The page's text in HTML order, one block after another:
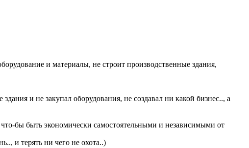
и материалы, не строит производственные здания,
и не закупал оборудования, не создавал ни какой бизнес.., а
что-бы быть экономически самостоятельными и независимыми от
и терять ни чего не охота..)